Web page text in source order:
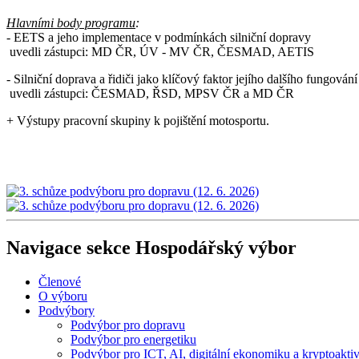
Hlavními body programu:
- EETS a jeho implementace v podmínkách silniční dopravy
uvedli zástupci: MD ČR, ÚV - MV ČR, ČESMAD, AETIS
- Silniční doprava a řidiči jako klíčový faktor jejího dalšího fungování
uvedli zástupci: ČESMAD, ŘSD, MPSV ČR a MD ČR
+ Výstupy pracovní skupiny k pojištění motosportu.
Navigace sekce Hospodářský výbor
Členové
O výboru
Podvýbory
Podvýbor pro dopravu
Podvýbor pro energetiku
Podvýbor pro ICT, AI, digitální ekonomiku a